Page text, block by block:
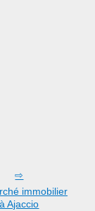
immobilier
à Ajaccio